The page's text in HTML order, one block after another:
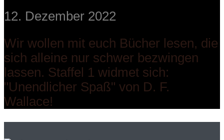
12. Dezember 2022
Wir wollen mit euch Bücher lesen, die
sich alleine nur schwer bezwingen
lassen. Staffel 1 widmet sich:
"Unendlicher Spaß" von D. F.
Wallace!